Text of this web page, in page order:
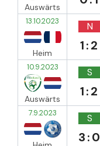
Auswärts
13.10.2023
Heim
N
1:2
10.9.2023
Auswärts
S
1:2
7.9.2023 S
3:0